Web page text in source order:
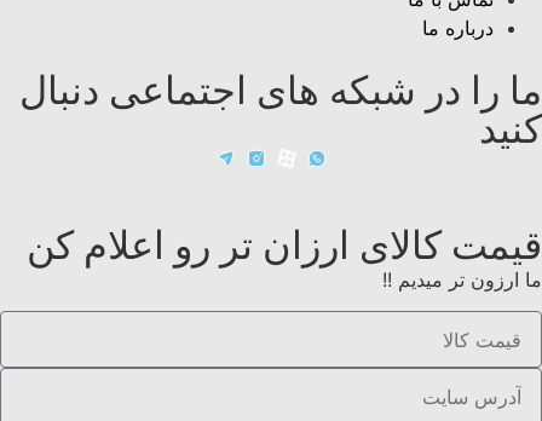
درباره ما
ما را در شبکه های اجتماعی دنبال
کنید
قیمت کالای ارزان تر رو اعلام کن
ما ارزون تر میدیم !!